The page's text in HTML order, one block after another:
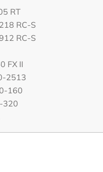
RT
RC-S
RC-S
FX II
2513
160
320